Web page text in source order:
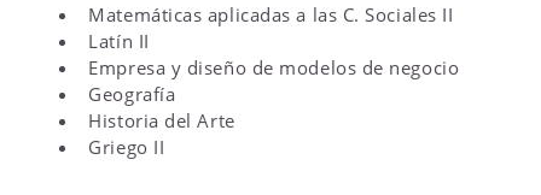
Matemáticas aplicadas a las C. Sociales II
Latín II
Empresa y diseño de modelos de negocio
Geografía
Historia del Arte
Griego II